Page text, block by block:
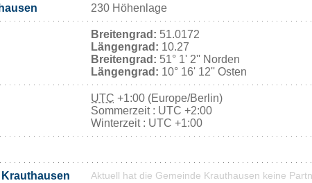
230 Höhenlage
Breitengrad: 51.0172
Längengrad: 10.27
Breitengrad: 51° 1' 2'' Norden
Längengrad: 10° 16' 12'' Osten
UTC +1:00 (Europe/Berlin)
Sommerzeit : UTC +2:00
Winterzeit : UTC +1:00
Aktuell hat die Gemeinde Krauthausen keine